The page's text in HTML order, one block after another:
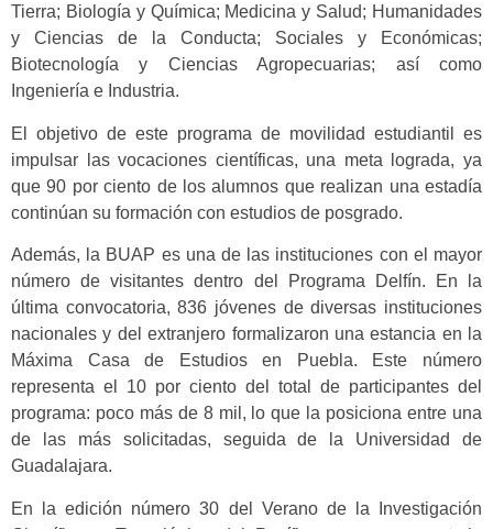
Tierra; Biología y Química; Medicina y Salud; Humanidades
y Ciencias de la Conducta; Sociales y Económicas;
Biotecnología y Ciencias Agropecuarias; así como
Ingeniería e Industria.
El objetivo de este programa de movilidad estudiantil es
impulsar las vocaciones científicas, una meta lograda, ya
que 90 por ciento de los alumnos que realizan una estadía
continúan su formación con estudios de posgrado.
Además, la BUAP es una de las instituciones con el mayor
número de visitantes dentro del Programa Delfín. En la
última convocatoria, 836 jóvenes de diversas instituciones
nacionales y del extranjero formalizaron una estancia en la
Máxima Casa de Estudios en Puebla. Este número
representa el 10 por ciento del total de participantes del
programa: poco más de 8 mil, lo que la posiciona entre una
de las más solicitadas, seguida de la Universidad de
Guadalajara.
En la edición número 30 del Verano de la Investigación